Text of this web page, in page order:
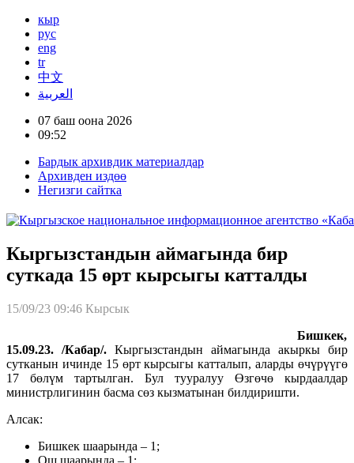
кыр
рус
eng
tr
中文
العربية
07 баш оона 2026
09:52
Бардык архивдик материалдар
Архивден издөө
Негизги сайтка
Кыргызстандын аймагында бир
суткада 15 өрт кырсыгы катталды
15/09/23 09:46 Кырсык
Бишкек,
15.09.23. /Кабар/. Кыргызстандын аймагында акыркы бир
сутканын ичинде 15 өрт кырсыгы катталып, аларды өчүрүүгө
17 бөлүм тартылган. Бул тууралуу Өзгөчө кырдаалдар
министрлигинин басма сөз кызматынан билдиришти.
Алсак:
Бишкек шаарында – 1;
Ош шаарында – 1;